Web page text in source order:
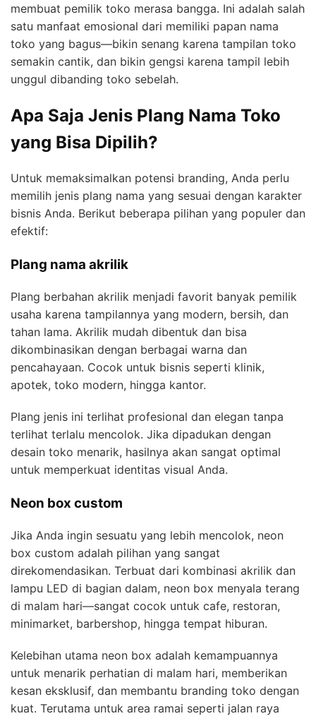
membuat pemilik toko merasa bangga. Ini adalah salah
satu manfaat emosional dari memiliki papan nama
toko yang bagus—bikin senang karena tampilan toko
semakin cantik, dan bikin gengsi karena tampil lebih
unggul dibanding toko sebelah.
Apa Saja Jenis Plang Nama Toko
yang Bisa Dipilih?
Untuk memaksimalkan potensi branding, Anda perlu
memilih jenis plang nama yang sesuai dengan karakter
bisnis Anda. Berikut beberapa pilihan yang populer dan
efektif:
Plang nama akrilik
Plang berbahan akrilik menjadi favorit banyak pemilik
usaha karena tampilannya yang modern, bersih, dan
tahan lama. Akrilik mudah dibentuk dan bisa
dikombinasikan dengan berbagai warna dan
pencahayaan. Cocok untuk bisnis seperti klinik,
apotek, toko modern, hingga kantor.
Plang jenis ini terlihat profesional dan elegan tanpa
terlihat terlalu mencolok. Jika dipadukan dengan
desain toko menarik, hasilnya akan sangat optimal
untuk memperkuat identitas visual Anda.
Neon box custom
Jika Anda ingin sesuatu yang lebih mencolok, neon
box custom adalah pilihan yang sangat
direkomendasikan. Terbuat dari kombinasi akrilik dan
lampu LED di bagian dalam, neon box menyala terang
di malam hari—sangat cocok untuk cafe, restoran,
minimarket, barbershop, hingga tempat hiburan.
Kelebihan utama neon box adalah kemampuannya
untuk menarik perhatian di malam hari, memberikan
kesan eksklusif, dan membantu branding toko dengan
kuat. Terutama untuk area ramai seperti jalan raya